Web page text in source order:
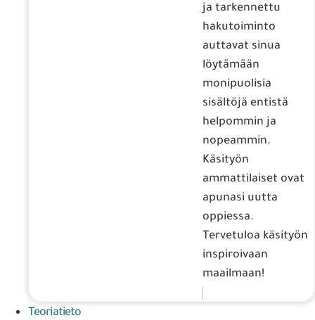
ja tarkennettu
hakutoiminto
auttavat sinua
löytämään
monipuolisia
sisältöjä entistä
helpommin ja
nopeammin.
Käsityön
ammattilaiset ovat
apunasi uutta
oppiessa.
Tervetuloa käsityön
inspiroivaan
maailmaan!
Teoriatieto